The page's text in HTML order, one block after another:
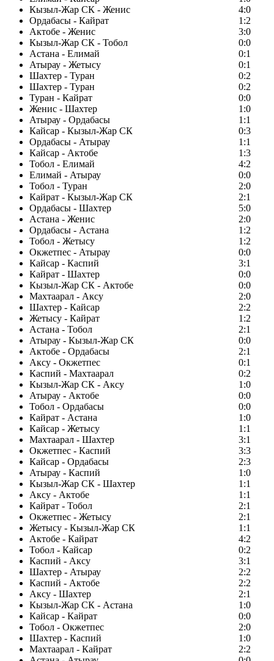
Кызыл-Жар СК - Женис
4:0
Ордабасы - Кайрат
1:2
Актобе - Женис
3:0
Кызыл-Жар СК - Тобол
0:0
Астана - Елимай
0:1
Атырау - Жетысу
0:1
Шахтер - Туран
0:2
Шахтер - Туран
0:2
Туран - Кайрат
0:0
Женис - Шахтер
1:0
Атырау - Ордабасы
1:1
Кайсар - Кызыл-Жар СК
0:3
Ордабасы - Атырау
1:1
Кайсар - Актобе
1:3
Тобол - Елимай
4:2
Елимай - Атырау
0:0
Тобол - Туран
2:0
Кайрат - Кызыл-Жар СК
2:1
Ордабасы - Шахтер
5:0
Астана - Женис
2:0
Ордабасы - Астана
1:2
Тобол - Жетысу
1:2
Окжетпес - Атырау
0:0
Кайсар - Каспий
3:1
Кайрат - Шахтер
0:0
Кызыл-Жар СК - Актобе
0:0
Махтаарал - Аксу
2:0
Шахтер - Кайсар
2:2
Жетысу - Кайрат
1:2
Астана - Тобол
2:1
Атырау - Кызыл-Жар СК
0:0
Актобе - Ордабасы
2:1
Аксу - Окжетпес
0:1
Каспий - Махтаарал
0:2
Кызыл-Жар СК - Аксу
1:0
Атырау - Актобе
0:0
Тобол - Ордабасы
0:0
Кайрат - Астана
1:0
Кайсар - Жетысу
1:1
Махтаарал - Шахтер
3:1
Окжетпес - Каспий
3:3
Кайсар - Ордабасы
2:3
Атырау - Каспий
1:0
Кызыл-Жар СК - Шахтер
1:1
Аксу - Актобе
1:1
Кайрат - Тобол
2:1
Окжетпес - Жетысу
2:1
Жетысу - Кызыл-Жар СК
1:1
Актобе - Кайрат
4:2
Тобол - Кайсар
0:2
Каспий - Аксу
3:1
Шахтер - Атырау
2:2
Каспий - Актобе
2:2
Аксу - Шахтер
2:1
Кызыл-Жар СК - Астана
1:0
Кайсар - Кайрат
0:0
Тобол - Окжетпес
2:0
Шахтер - Каспий
1:0
Махтаарал - Кайрат
2:2